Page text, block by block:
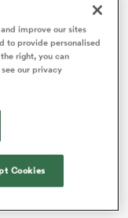
composé de
Match que doit
années 1980 à
Oval, dans
que l’ancien
avait rejoint le
être confirmé
improve our sites
to provide personalised
right, you can
our privacy
Cookies